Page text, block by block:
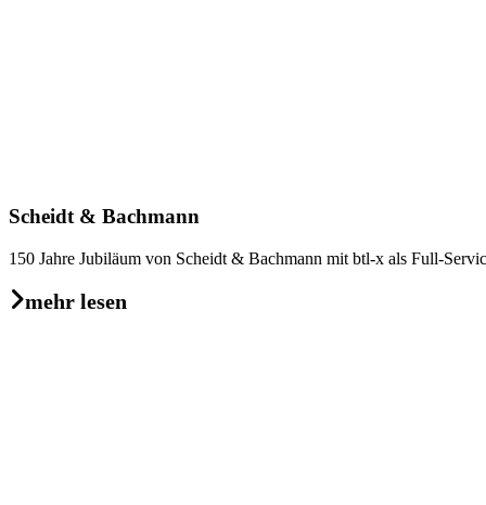
Scheidt & Bachmann
150 Jahre Jubiläum von Scheidt & Bachmann mit btl-x als Full-
mehr lesen